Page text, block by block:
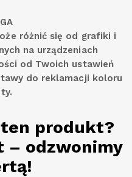
różnić się od grafiki i
na urządzeniach
od Twoich ustawień
do reklamacji koloru
produkt?
– odzwonimy